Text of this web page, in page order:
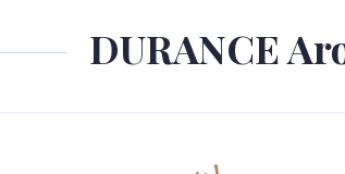
DURANCE